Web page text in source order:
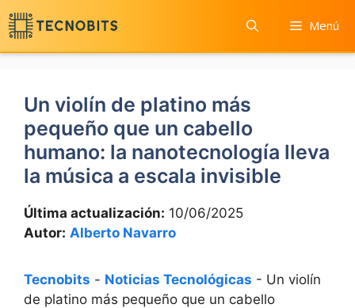
Saltar
al
contenido
Menú
Un violín de platino más
pequeño que un cabello
humano: la nanotecnología lleva
la música a escala invisible
Última actualización: 10/06/2025
Autor: Alberto Navarro
Tecnobits - Noticias Tecnológicas - Un violín
de platino más pequeño que un cabello